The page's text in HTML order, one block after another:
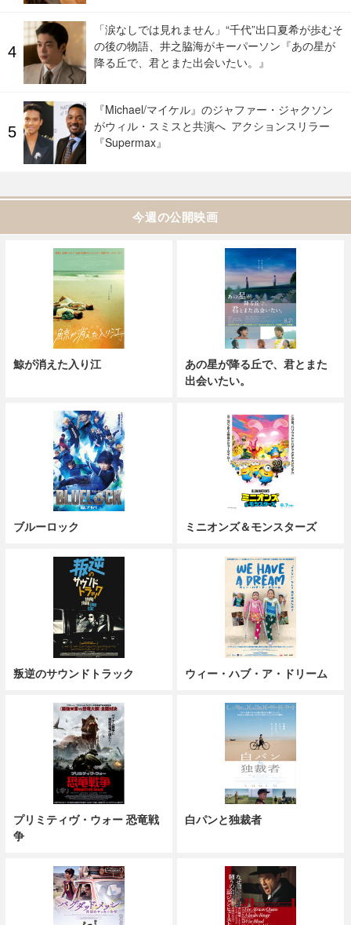
「涙なしでは見れません」“千代”出口夏希が歩むそ
の後の物語、井之脇海がキーパーソン『あの星が
降る丘で、君とまた出会いたい。』
『Michael/マイケル』のジャファー・ジャクソン
がウィル・スミスと共演へ アクションスリラー
『Supermax』
今週の公開映画
鯨が消えた入り江
あの星が降る丘で、君とまた
出会いたい。
ブルーロック ミニオンズ＆モンスターズ
叛逆のサウンドトラック ウィー・ハブ・ア・ドリーム
プリミティヴ・ウォー 恐竜戦
争
白パンと独裁者